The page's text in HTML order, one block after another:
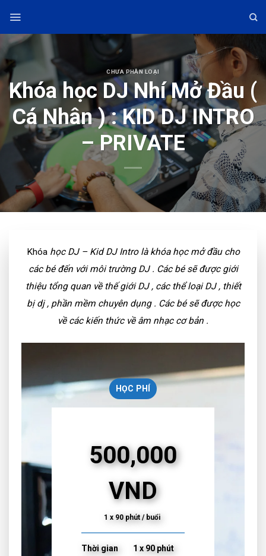
content
CHƯA PHÂN LOẠI
Khóa học DJ Nhí Mở Đầu (
Cá Nhân ) : KID DJ INTRO
– PRIVATE
Khóahọc DJ – Kid DJ Intro là khóa học mở đầu cho
các bé đến với môi trường DJ . Các bé sẽ được giới
thiệu tổng quan về thế giới DJ , các thể loại DJ , thiết
bị dj , phần mềm chuyên dụng . Các bé sẽ được học
về các kiến thức về âm nhạc cơ bản .
HỌC PHÍ
500,000
VND
1 x 90 phút / buổi
Thời gian
1 x 90 phút